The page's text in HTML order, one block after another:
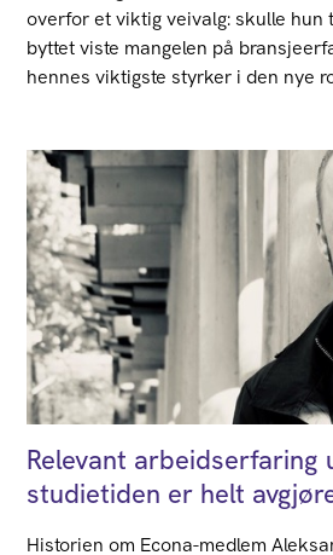
overfor et viktig veivalg: skulle hun
byttet viste mangelen på
hennes viktigste styrker i den nye
Relevant arbeidserfaring
studietiden er helt
Historien om Econa-medlem